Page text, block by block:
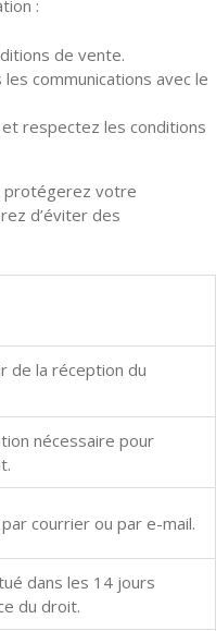
:
de vente.
communications avec le
respectez les conditions
protégerez votre
d’éviter des
de la réception du
nécessaire pour
courrier ou par e-mail.
dans les 14 jours
du droit.